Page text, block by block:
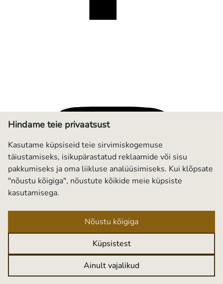
Hindame teie privaatsust
Kasutame küpsiseid teie sirvimiskogemuse
täiustamiseks, isikupärastatud reklaamide või sisu
pakkumiseks ja oma liikluse analüüsimiseks. Kui klõpsate
"nõustu kõigiga", nõustute kõikide meie küpsiste
kasutamisega.
Nõustu kõigiga
Küpsistest
Ainult vajalikud